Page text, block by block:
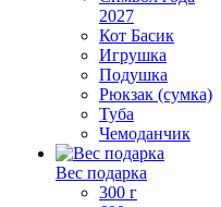
2027
Кот Басик
Игрушка
Подушка
Рюкзак (сумка)
Туба
Чемоданчик
Вес подарка
300 г